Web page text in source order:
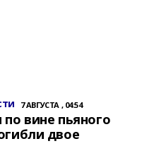
7 АВГУСТА , 04:54
вине пьяного
двое